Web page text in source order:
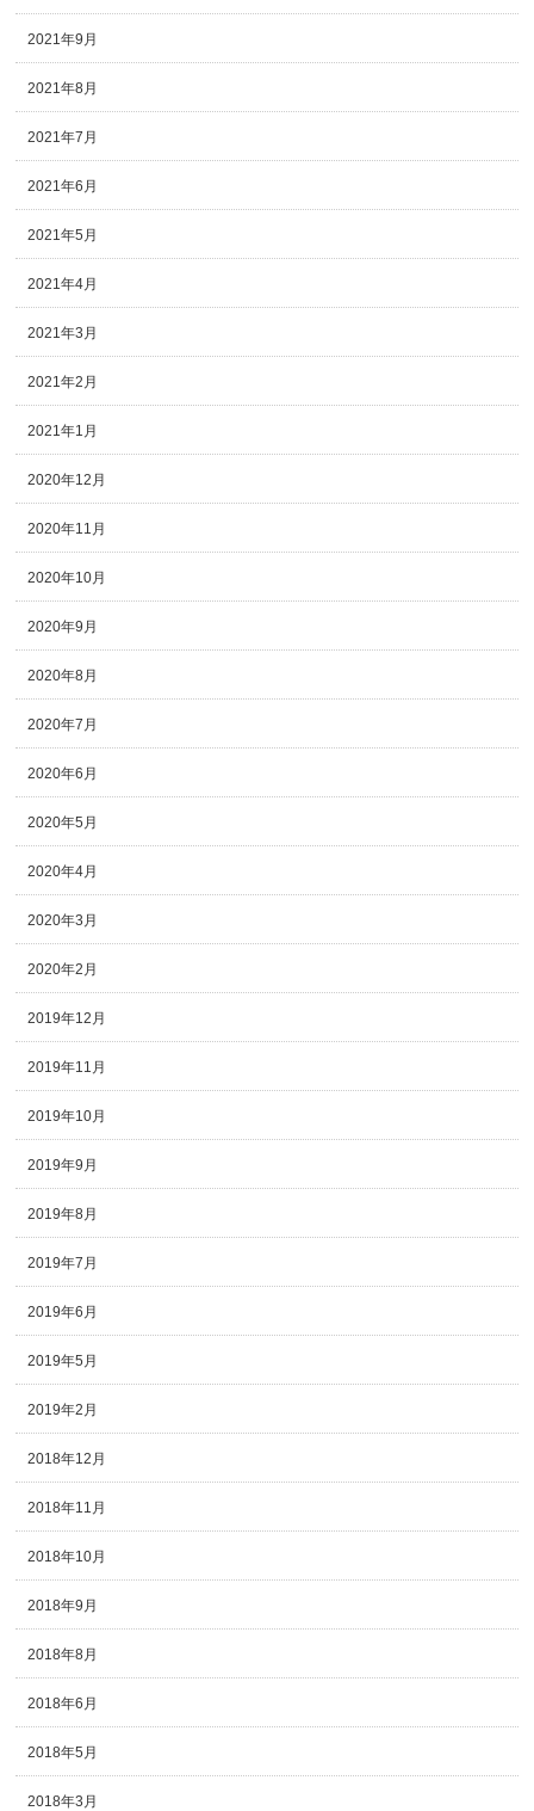
2021年9月
2021年8月
2021年7月
2021年6月
2021年5月
2021年4月
2021年3月
2021年2月
2021年1月
2020年12月
2020年11月
2020年10月
2020年9月
2020年8月
2020年7月
2020年6月
2020年5月
2020年4月
2020年3月
2020年2月
2019年12月
2019年11月
2019年10月
2019年9月
2019年8月
2019年7月
2019年6月
2019年5月
2019年2月
2018年12月
2018年11月
2018年10月
2018年9月
2018年8月
2018年6月
2018年5月
2018年3月